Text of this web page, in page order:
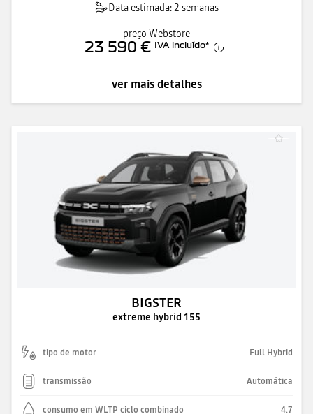
Data estimada: 2 semanas
preço Webstore
23 590 € IVA incluído*
ver mais detalhes
BIGSTER
extreme hybrid 155
tipo de motor Full Hybrid
transmissão Automática
consumo em WLTP ciclo combinado 4.7